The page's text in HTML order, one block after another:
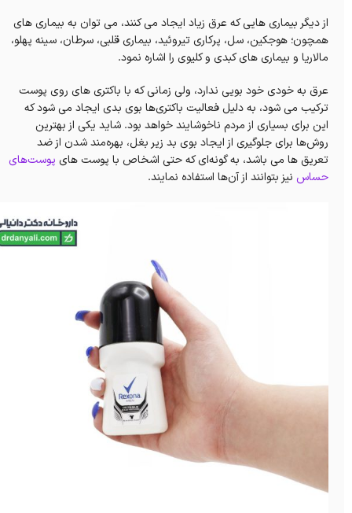
از دیگر بیماری هایی که عرق زیاد ایجاد می کنند، می توان به بیماری های
همچون؛ هوجکین، سل، پرکاری تیروئید، بیماری قلبی، سرطان، سینه پهلو،
مالاریا و بیماری های کبدی و کلیوی را اشاره نمود.
عرق به خودی خود بویی ندارد، ولی زمانی که با باکتری های روی پوست
ترکیب می شود، به دلیل فعالیت باکتری‌ها بوی بدی ایجاد می شود که
این برای بسیاری از مردم ناخوشایند خواهد بود. شاید یکی از بهترین
روش‌ها برای جلوگیری از ایجاد بوی بد زیر بغل، بهره‌مند شدن از ضد
تعریق ها می باشد، به گونه‌ای که حتی اشخاص با پوست های پوست‌های
حساس نیز بتوانند از آن‌ها استفاده نمایند.